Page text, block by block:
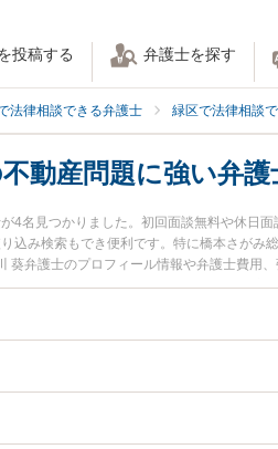
投稿する 弁護士を探す
法律相談できる弁護士 緑区で法律相談
動産問題に強い弁護
4名見つかりました。初回面談無料や休日
込み検索もでき便利です。特に橋本さがみ
弁護士のプロフィール情報や弁護士費用
相談したい』『管理会社・組合側の不動産
市緑区内の弁護士に相談予約したい』など